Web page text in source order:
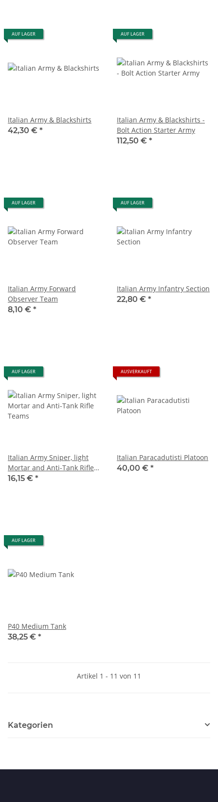
AUF LAGER
Italian Army & Blackshirts
42,30 € *
AUF LAGER
Italian Army & Blackshirts -
Bolt Action Starter Army
112,50 € *
AUF LAGER
Italian Army Forward
Observer Team
8,10 € *
AUF LAGER
Italian Army Infantry Section
22,80 € *
AUF LAGER
Italian Army Sniper, light
Mortar and Anti-Tank Rifle
Teams
16,15 € *
AUSVERKAUFT
Italian Paracadutisti Platoon
40,00 € *
AUF LAGER
P40 Medium Tank
38,25 € *
Artikel 1 - 11 von 11
Kategorien